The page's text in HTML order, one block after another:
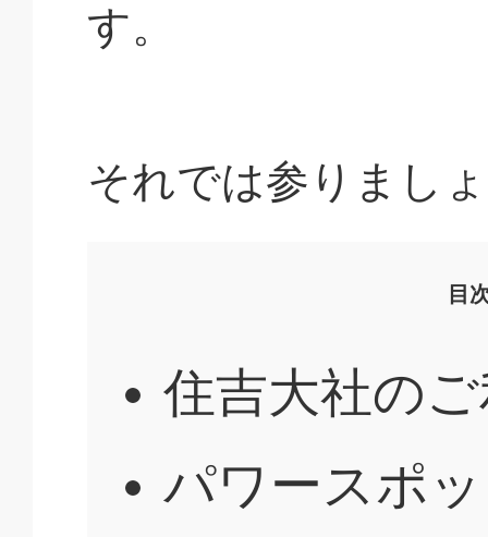
す。
それでは参りまし
目
住吉大社の
パワースポ